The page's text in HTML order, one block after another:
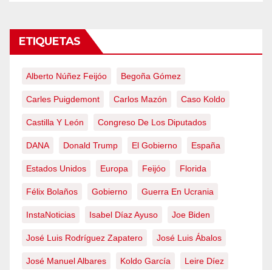
ETIQUETAS
Alberto Núñez Feijóo Begoña Gómez
Carles Puigdemont Carlos Mazón Caso Koldo
Castilla Y León Congreso De Los Diputados
DANA Donald Trump El Gobierno España
Estados Unidos Europa Feijóo Florida
Félix Bolaños Gobierno Guerra En Ucrania
InstaNoticias Isabel Díaz Ayuso Joe Biden
José Luis Rodríguez Zapatero José Luis Ábalos
José Manuel Albares Koldo García Leire Díez